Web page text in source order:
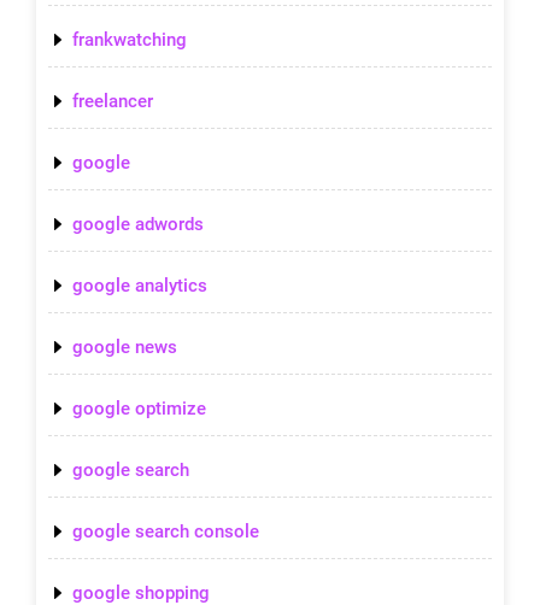
frankwatching
freelancer
google
google adwords
google analytics
google news
google optimize
google search
google search console
google shopping